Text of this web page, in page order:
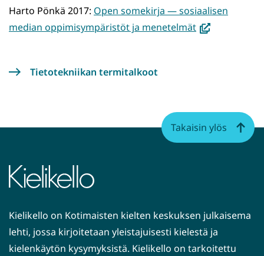
Harto Pönkä 2017: Open somekirja — sosiaalisen
median oppimisympäristöt ja menetelmät(avautuu
palveluun)
Tietotekniikan termitalkoot
Kielikello on Kotimaisten kielten keskuksen julkaisema
lehti, jossa kirjoitetaan yleistajuisesti kielestä ja
kielenkäytön kysymyksistä. Kielikello on tarkoitettu
Takaisin ylös